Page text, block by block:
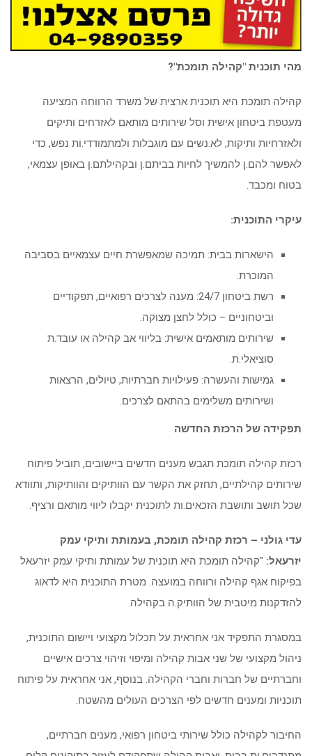
מהי תוכנית "קהילה תומכת"?
קהילה תומכת היא תוכנית ארצית של משרד הרווחה המציעה
מעטפת ביטחון אישית וסל שירותים מותאם לאזרחים ותיקים
ולאזרחיות ותיקות, לא.נשים עם מוגבלות ולמתמודדי.ות נפש, כדי
לאפשר להם.ן להמשיך לחיות בביתם.ן ובקהילתם.ן באופן עצמאי,
בטוח ומכבד.
עיקרי התוכנית:
הישארות בבית: תמיכה שמאפשרת חיים עצמאיים בסביבה
המוכרת.
רשת ביטחון 24/7: מענה לצרכים רפואיים, תפקודיים
וביטחוניים – כולל לחצן מצוקה.
שירותים מותאמים אישית: בליווי אב קהילה או עובד.ת
סוציאלי.ת.
גמישות והעשרה: פעילויות חברתיות, טיולים, הרצאות
ושירותים משלימים בהתאם לצרכים.
תפקידה של הרכזת החדשה
רכזת קהילה תומכת תגבש מענים חדשים ביישובים, תוביל פיתוח
שירותים קהילתיים, תחזק את הקשר עם הוותיקים והוותיקות, ותוודא
שכל תושב ותושבת הזכאים.ות לתוכנית יקבלו ליווי מותאם ורציף.
עדי גולני – רכזת קהילה תומכת, בעמותת ותיקי עמק
יזרעאל: "קהילה תומכת היא תוכנית של עמותת ותיקי עמק יזרעאל
בפיקוח אגף קהילה ורווחה במועצה. מטרת התוכנית היא לדאוג
להזדקנות מיטבית של הוותיק.ה בקהילה.
במסגרת התפקיד אני אחראית על תכלול מקצועי ויישום התוכנית,
ניהול מקצועי של שני אבות קהילה ומיפוי וזיהוי צרכים אישיים
וחברתיים של חברות וחברי הקהילה. בנוסף, אני אחראית על פיתוח
תוכניות ומענים חדשים לפי הצרכים העולים מהשטח.
החיבור לקהילה כולל שירותי ביטחון רפואי, מענים חברתיים,